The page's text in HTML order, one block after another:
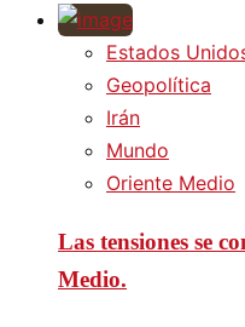
Estados
Geopolítica
Irán
Mundo
Oriente Medio
Las tensiones se
Medio.